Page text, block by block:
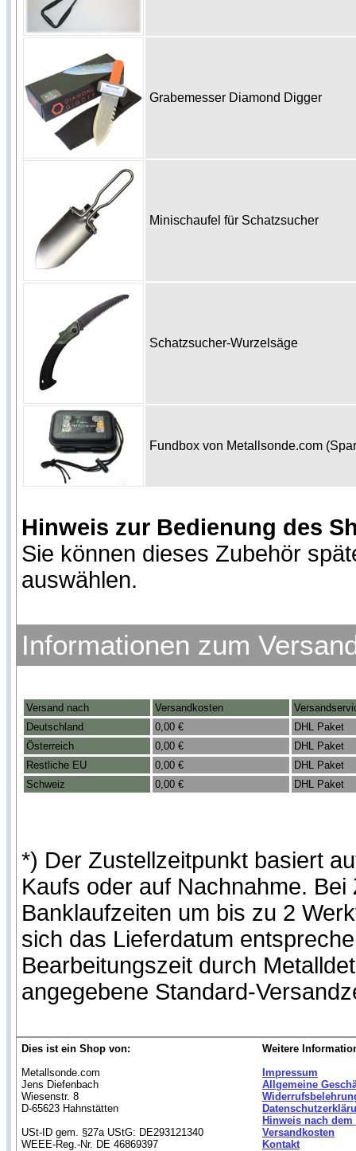
Grabemesser Diamond Digger
Minischaufel für Schatzsucher
Schatzsucher-Wurzelsäge
Fundbox von Metallsonde.com
Hinweis zur Bedienung des
Sie können dieses Zubehör
auswählen.
Informationen zum
Versand nach Versandkosten
Deutschland
0,00 €
DHL Paket
Österreich
0,00 €
DHL Paket
Restliche EU
0,00 €
DHL Paket
Schweiz
0,00 € DHL Paket
*) Der Zustellzeitpunkt basiert
Kaufs oder auf Nachnahme.
Banklaufzeiten um bis zu 2
sich das Lieferdatum
Bearbeitungszeit durch
angegebene Standard-
Dies ist ein Shop von:
Metallsonde.com
Jens Diefenbach
Wiesenstr. 8
D-65623 Hahnstätten
USt-ID gem. §27a UStG: DE293121340
WEEE-Reg.-Nr. DE 46869397
Weitere
Impressum
Allgemeine
Hinweis nach
Versandkosten
Kontakt